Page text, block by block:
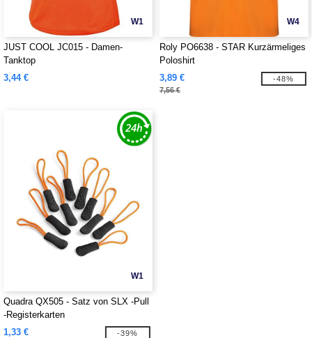
W1
JUST COOL JC015 - Damen-
Tanktop
3,44 €
W4
Roly PO6638 - STAR Kurzärmeliges
Poloshirt
3,89 €
7,56 €
-48%
W1
Quadra QX505 - Satz von SLX -Pull
-Registerkarten
1,33 €
-39%